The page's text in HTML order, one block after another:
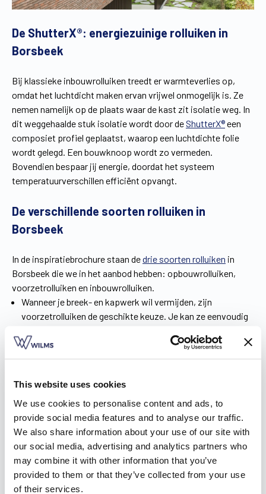
This website uses cookies
We use cookies to personalise content and ads, to
provide social media features and to analyse our traffic.
We also share information about your use of our site with
our social media, advertising and analytics partners who
may combine it with other information that you’ve
provided to them or that they’ve collected from your use
of their services.
De ShutterX®: energiezuinige rolluiken in
Borsbeek
Bij klassieke inbouwrolluiken treedt er warmteverlies op,
omdat het luchtdicht maken ervan vrijwel onmogelijk is. Ze
nemen namelijk op de plaats waar de kast zit isolatie weg. In
dit weggehaalde stuk isolatie wordt door deShutterX®een
composiet profiel geplaatst, waarop een luchtdichte folie
wordt gelegd. Een bouwknoop wordt zo vermeden.
Bovendien bespaar jij energie, doordat het systeem
temperatuurverschillen efficiënt opvangt.
De verschillende soorten rolluiken in
Borsbeek
In de inspiratiebrochure staan dedrie soorten rolluiken in
Borsbeek die we in het aanbod hebben: opbouwrolluiken,
voorzetrolluiken en inbouwrolluiken.
Wanneer je breek- en kapwerk wil vermijden, zijn
voorzetrolluiken de geschikte keuze. Je kan ze eenvoudig
de binnenmuur nodig is. Dit zorgt ervoor dat het energiepeil
interieur. Aan de buitenzijde is er – afhankelijk van de
montage – slechts een klein stukje van de voorplaat van de
kast zichtbaar. Ze zijn bovendien zo ontworpen dat je nog
steeds een vliegenraam tegen het raam kan plaatsen, zelfs
wanneer het rolluik gesloten is.
Wil je je rolluiken liever helemaal niet zien, dan zijn
inbouwrolluiken een geschikte optie. Toch brengen
inbouwrolluiken een minpuntje met zich mee. Het is